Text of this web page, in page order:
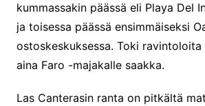
kummassakin päässä eli Playa Del
ja toisessa päässä ensimmäiseksi
ostoskeskuksessa. Toki
aina Faro -majakalle saakka.
Las Canterasin ranta on pitkältä